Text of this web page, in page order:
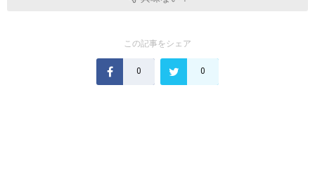
この記事をシェア
0 0